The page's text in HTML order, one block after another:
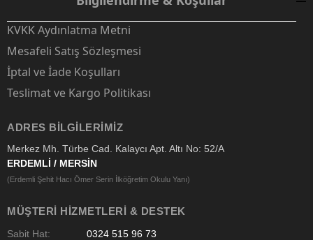
KVKK Aydınlatma Metni
Mesafeli Satış Sözleşmesi
İptal ve İade Koşulları
Teslimat ve Kargo Politikası
ADRES BILGILERIMIZ
Merkez Mh. Türbe Cad. Kalaycı Apt. Altı No: 52/A
ERDEMLİ / MERSİN
(Erdemli Şehit Hacı Ömer Serin İlköğretim Okulu Yanı)
MÜŞTERI HIZMETLERI & DESTEK
Sabit Hat: 0324 515 96 73